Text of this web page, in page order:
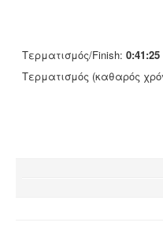
Τερματισμός/Finish: 0:41:25
Τερματισμός (καθαρός